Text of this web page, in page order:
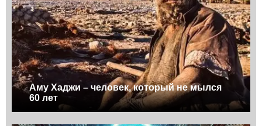
Аму Хаджи – человек, который не мылся
60 лет